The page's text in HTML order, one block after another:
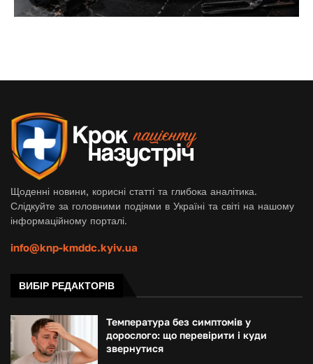
Щоденні новини, корисні статті та глибока аналітика.
Слідкуйте за головними подіями в Україні та світі на нашому
інформаційному порталі.
info@knp-kmddc.kyiv.ua
ВИБІР РЕДАКТОРІВ
Температура без симптомів у
дорослого: що перевірити і куди
звернутися